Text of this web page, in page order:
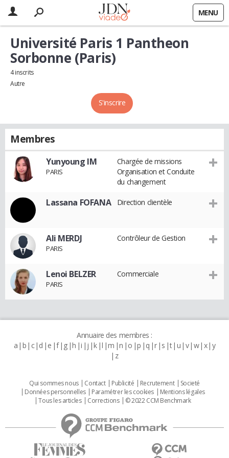
MENU
S'inscrire
Université Paris 1 Pantheon
Sorbonne (Paris)
4 inscrits
Autre
Membres
Yunyoung IM
PARIS
Chargée de missions
Organisation et Conduite
du changement
Lassana FOFANA Direction clientèle
Ali MERDJ
PARIS
Contrôleur de Gestion
Lenoi BELZER
PARIS
Commerciale
Annuaire des membres :
a b c d e f g h i j k l m n o p q r s t u v w x y
z
Qui sommes nous Contact Publicité Recrutement
Societé
Données personnelles
Paramétrer les cookies
Mentions légales
Tous les articles
Corrections © 2022 CCM Benchmark